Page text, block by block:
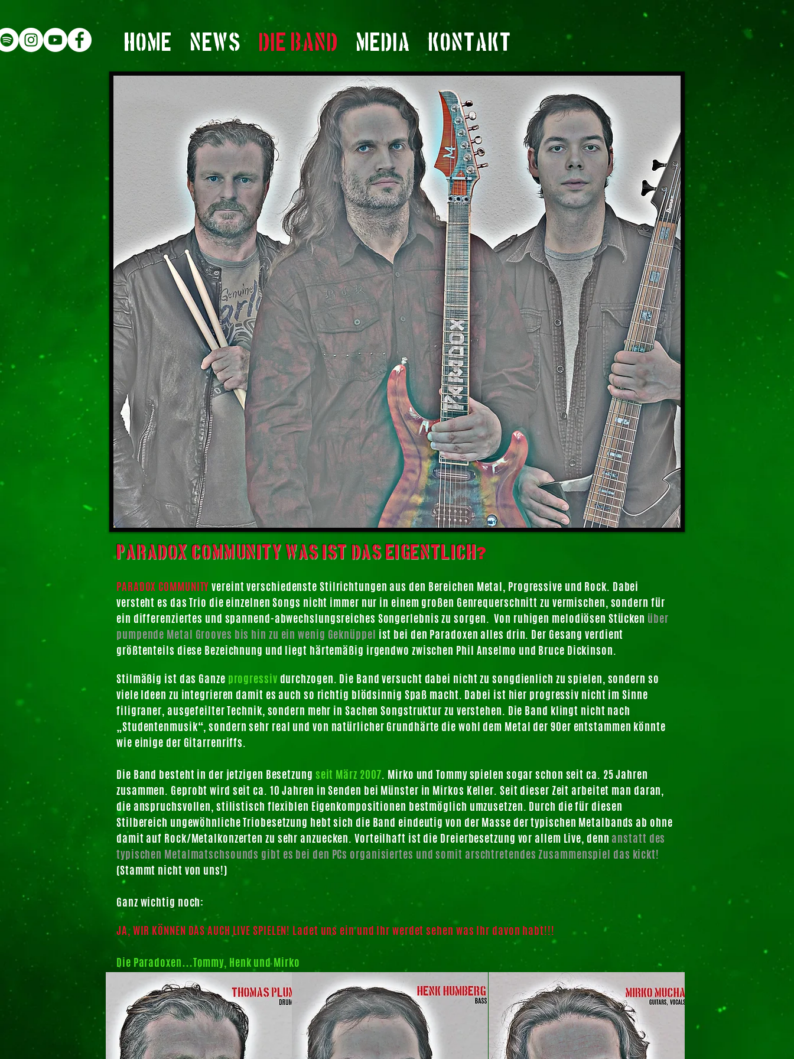
HOME NEWS DIE BAND MEDIA KONTAKT
Paradox Community Was ist das eigentlich ?
PARADOX COMMUNITYvereint verschiedenste Stilrichtungen aus den Bereichen Metal, Progressive und Rock. Dabei
versteht es das Trio die einzelnen Songs nicht immer nur in einem großen Genrequerschnitt zu vermischen, sondern für
ein differenziertes und spannend-abwechslungsreiches Songerlebnis zu sorgen. Von ruhigen melodiösen Stücken über
pumpende Metal Grooves bis hin zu ein wenig Geknüppel ist bei den Paradoxen alles drin. Der Gesang verdient
größtenteils diese Bezeichnung und liegt härtemäßig irgendwo zwischen Phil Anselmo und Bruce Dickinson.
Stilmäßig ist das Ganze progressiv durchzogen. Die Band versucht dabei nicht zu songdienlich zu spielen, sondern so
viele Ideen zu integrieren damit es auch so richtig blödsinnig Spaß macht. Dabei ist hier progressiv nicht im Sinne
filigraner, ausgefeilter Technik, sondern mehr in Sachen Songstruktur zu verstehen. Die Band klingt nicht nach
„Studentenmusik“, sondern sehr real und von natürlicher Grundhärte die wohl dem Metal der 90er entstammen könnte
wie einige der Gitarrenriffs.
Die Band besteht in der jetzigen Besetzung seit März 2007. Mirko und Tommy spielen sogar schon seit ca. 25 Jahren
zusammen. Geprobt wird seit ca. 10 Jahren in Senden bei Münster in Mirkos Keller. Seit dieser Zeit arbeitet man daran,
die anspruchsvollen, stilistisch flexiblen Eigenkompositionen bestmöglich umzusetzen. Durch die für diesen
Stilbereich ungewöhnliche Triobesetzung hebt sich die Band eindeutig von der Masse der typischen Metalbands ab ohne
damit auf Rock/Metalkonzerten zu sehr anzuecken. Vorteilhaft ist die Dreierbesetzung vor allem Live, denn anstatt des
typischen Metalmatschsounds gibt es bei den PCs organisiertes und somit arschtretendes Zusammenspiel das kickt!
(Stammt nicht von uns!)
Ganz wichtig noch:
JA, WIR KÖNNEN DAS AUCH LIVE SPIELEN! Ladet uns ein und Ihr werdet sehen was Ihr davon habt!!!
Die Paradoxen…Tommy, Henk und Mirko